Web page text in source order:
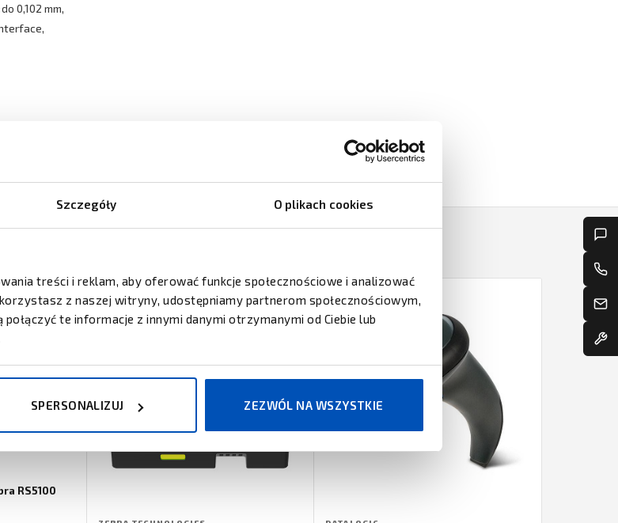
Szczegóły O plikach cookies
treści i reklam, aby oferować funkcje społecznościowe i analizować
z naszej witryny, udostępniamy partnerom społecznościowym,
te informacje z innymi danymi otrzymanymi od Ciebie lub
SPERSONALIZUJ ZEZWÓL NA WSZYSTKIE
0,102 mm,
RS5100